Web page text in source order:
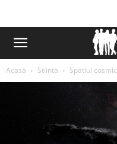
Acasa Stiinta Spatiul cosmic